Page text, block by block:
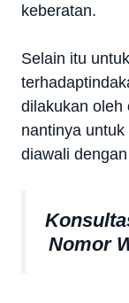
keberatan.
Selain itu
dilakukan oleh
nantinya
diawali
Nomor